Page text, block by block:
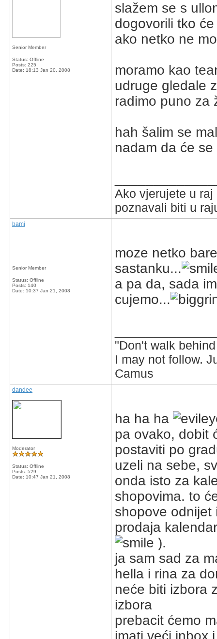
Senior Member
Status: Offline
Posts: 225
Date: 18:13 Jan 20, 2008
slažem se s
dogovorili tko
ako netko ne
moramo kao
udruge gledale
radimo puno za
hah šalim se
nadam da će
Ako vjerujete u
poznavali biti u
bami
Senior Member
Status: Offline
Posts: 140
Date: 10:37 Jan 21, 2008
moze netko
sastanku...
a pa da, sada
cujemo...
"Don't walk
I may not follow.
Camus
dandee
Moderator
Status: Offline
Posts: 529
Date: 10:47 Jan 21, 2008
ha ha ha
pa ovako, dobit
postaviti po
uzeli na sebe,
onda isto za
shopovima. to
shopove odnijet
prodaja
).
ja sam sad za
hella i rina za
neće biti izbora
izbora
prebacit ćemo
imati veći inbox